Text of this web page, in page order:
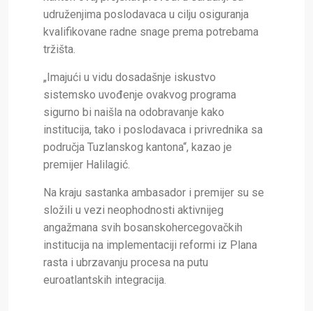
udruženjima poslodavaca u cilju osiguranja
kvalifikovane radne snage prema potrebama
tržišta.
„Imajući u vidu dosadašnje iskustvo
sistemsko uvođenje ovakvog programa
sigurno bi naišla na odobravanje kako
institucija, tako i poslodavaca i privrednika sa
područja Tuzlanskog kantona“, kazao je
premijer Halilagić.
Na kraju sastanka ambasador i premijer su se
složili u vezi neophodnosti aktivnijeg
angažmana svih bosanskohercegovačkih
institucija na implementaciji reformi iz Plana
rasta i ubrzavanju procesa na putu
euroatlantskih integracija.